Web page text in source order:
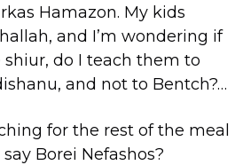
Hamazon. My kids
and I’m wondering if
shiur, do I teach them to
and not to Bentch?…
for the rest of the meal
Borei Nefashos?